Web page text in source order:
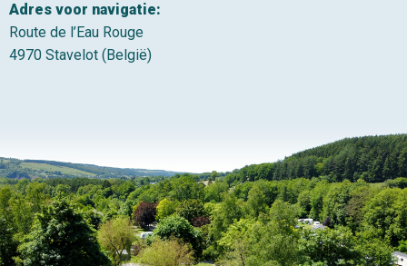
Adres voor navigatie:
Route de l’Eau Rouge
4970 Stavelot (België)